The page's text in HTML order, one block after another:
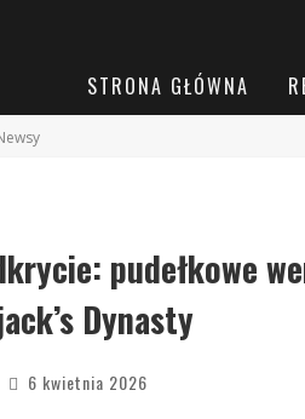
STRONA GŁÓWNA
pudełkowe
Dynasty
6 kwietnia 2026